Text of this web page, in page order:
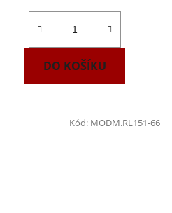
DO KOŠÍKU
Kód: MODM.RL151-66